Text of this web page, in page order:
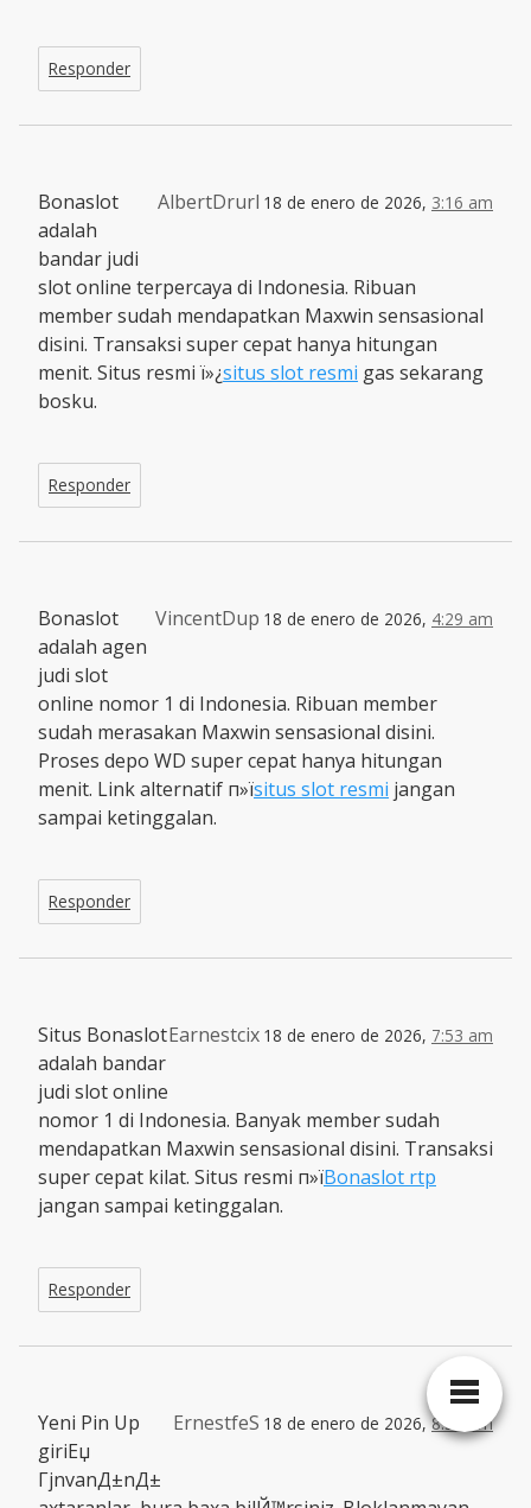
Responder
AlbertDrurl 18 de enero de 2026, 3:16 am
Bonaslot
adalah
bandar judi
slot online terpercaya di Indonesia. Ribuan
member sudah mendapatkan Maxwin sensasional
disini. Transaksi super cepat hanya hitungan
menit. Situs resmi ï»¿situs slot resmi gas sekarang
bosku.
Responder
VincentDup 18 de enero de 2026, 4:29 am
Bonaslot
adalah agen
judi slot
online nomor 1 di Indonesia. Ribuan member
sudah merasakan Maxwin sensasional disini.
Proses depo WD super cepat hanya hitungan
menit. Link alternatif п»їsitus slot resmi jangan
sampai ketinggalan.
Responder
Earnestcix 18 de enero de 2026, 7:53 am
Situs Bonaslot
adalah bandar
judi slot online
nomor 1 di Indonesia. Banyak member sudah
mendapatkan Maxwin sensasional disini. Transaksi
super cepat kilat. Situs resmi п»їBonaslot rtp
jangan sampai ketinggalan.
Responder
ErnestfeS 18 de enero de 2026,8:54 am
Yeni Pin Up
giriЕџ
ГјnvanД±nД±